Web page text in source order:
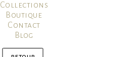
Collections
Boutique
Contact
Blog